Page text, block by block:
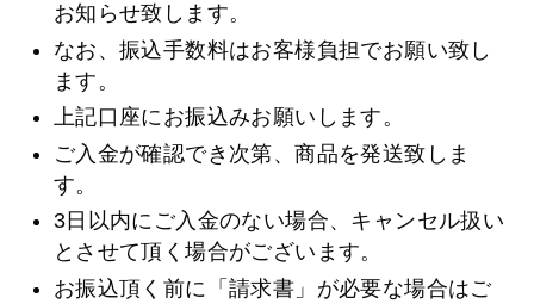
お知らせ致します。
なお、振込手数料はお客様負担でお願い致し
ます。
上記口座にお振込みお願いします。
ご入金が確認でき次第、商品を発送致しま
す。
3日以内にご入金のない場合、キャンセル扱い
とさせて頂く場合がございます。
お振込頂く前に「請求書」が必要な場合はご